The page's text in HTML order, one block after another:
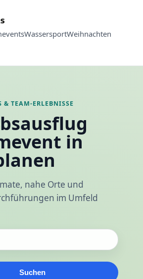
WassersportWeihnachten
& TEAM-ERLEBNISSE
in
nahe Orte und
im Umfeld
Suchen